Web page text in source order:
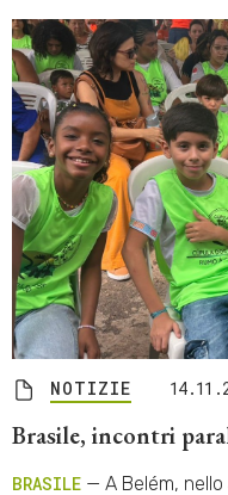
NOTIZIE
Brasile, incontri
BRASILE — A Belém,